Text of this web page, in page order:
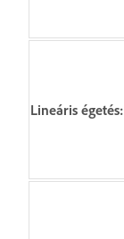
Lineáris égetés: